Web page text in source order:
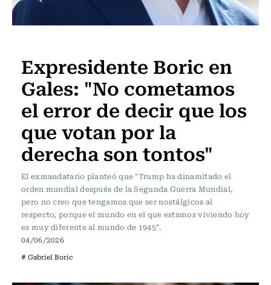
Expresidente Boric en
Gales: "No cometamos
el error de decir que los
que votan por la
derecha son tontos"
El exmandatario planteó que "Trump ha dinamitado el
orden mundial después de la Segunda Guerra Mundial,
pero no creo que tengamos que ser nostálgicos al
respecto, porque el mundo en el que estamos viviendo hoy
es muy diferente al mundo de 1945".
04/06/2026
# Gabriel Boric